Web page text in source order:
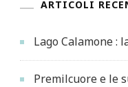
ARTICOLI
Lago Calamone :
Premilcuore e le